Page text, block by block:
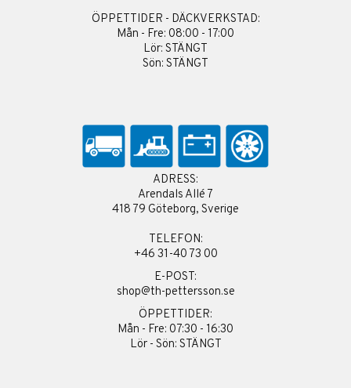
ÖPPETTIDER - DÄCKVERKSTAD:
Mån - Fre: 08:00 - 17:00
Lör: STÄNGT
Sön: STÄNGT
ADRESS:
Arendals Allé 7
418 79 Göteborg, Sverige
TELEFON:
+46 31-40 73 00
E-POST:
shop@th-pettersson.se
ÖPPETTIDER:
Mån - Fre: 07:30 - 16:30
Lör - Sön: STÄNGT